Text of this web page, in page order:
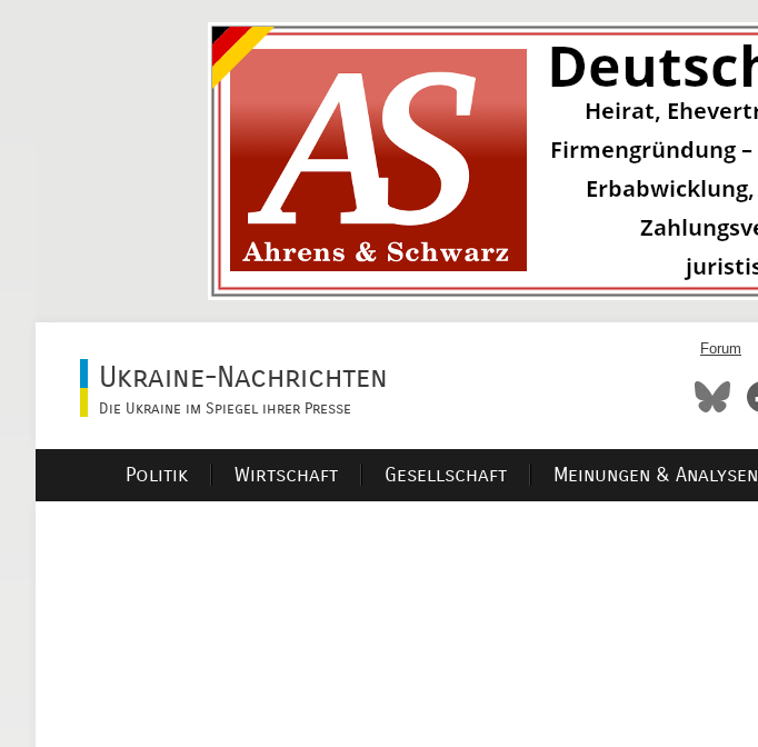
Ukraine-Nachrichten
Die Ukraine im Spiegel ihrer Presse
Forum
Politik Wirtschaft Gesellschaft Meinungen & Analysen